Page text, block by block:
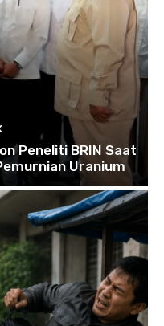
Peneliti BRIN Saat
Uranium